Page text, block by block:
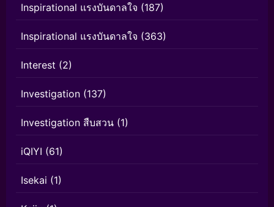
Inspirational แรงบันดาลใจ (187)
Inspirational แรงบันดาลใจ (363)
Interest (2)
Investigation (137)
Investigation สืบสวน (1)
iQIYI (61)
Isekai (1)